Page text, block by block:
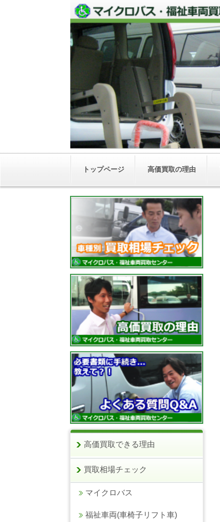
トップページ 高価買取の理由
高価買取できる理由
買取相場チェック
マイクロバス
福祉車両(車椅子リフト車)